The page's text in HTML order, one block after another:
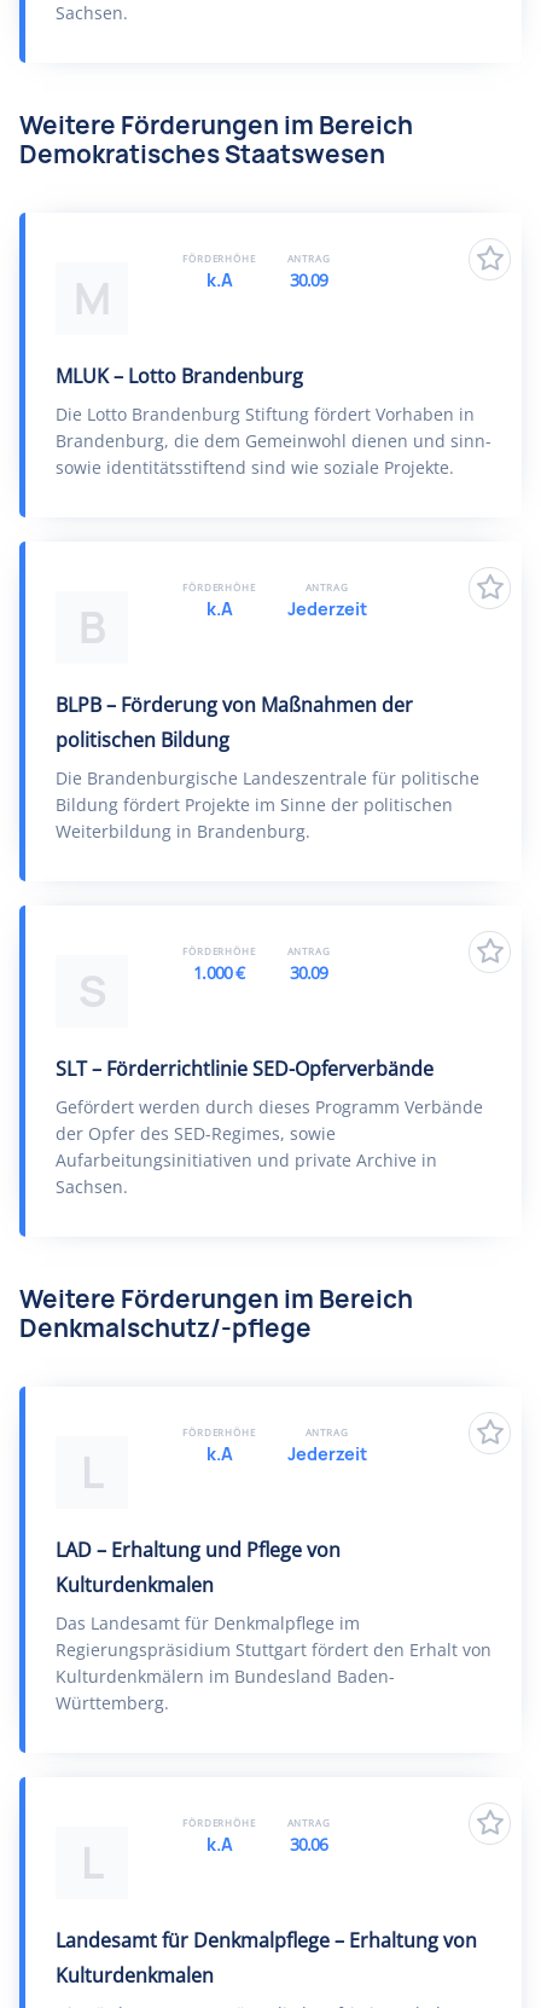
Sachsen.
Weitere Förderungen im Bereich
Demokratisches Staatswesen
M
MLUK – Lotto Brandenburg
Die Lotto Brandenburg Stiftung fördert Vorhaben in
Brandenburg, die dem Gemeinwohl dienen und sinn-
sowie identitätsstiftend sind wie soziale Projekte.
FÖRDERHÖHE
k.A
ANTRAG
30.09
B
BLPB – Förderung von Maßnahmen der
politischen Bildung
Die Brandenburgische Landeszentrale für politische
Bildung fördert Projekte im Sinne der politischen
Weiterbildung in Brandenburg.
FÖRDERHÖHE
k.A
ANTRAG
Jederzeit
S
SLT – Förderrichtlinie SED-Opferverbände
Gefördert werden durch dieses Programm Verbände
der Opfer des SED-Regimes, sowie
Aufarbeitungsinitiativen und private Archive in
Sachsen.
FÖRDERHÖHE
1.000 €
ANTRAG
30.09
Weitere Förderungen im Bereich
Denkmalschutz/-pflege
L
LAD – Erhaltung und Pflege von
Kulturdenkmalen
Das Landesamt für Denkmalpflege im
Regierungspräsidium Stuttgart fördert den Erhalt von
Kulturdenkmälern im Bundesland Baden-
Württemberg.
FÖRDERHÖHE
k.A
ANTRAG
Jederzeit
L
Landesamt für Denkmalpflege – Erhaltung von
Kulturdenkmalen
FÖRDERHÖHE
k.A
ANTRAG
30.06